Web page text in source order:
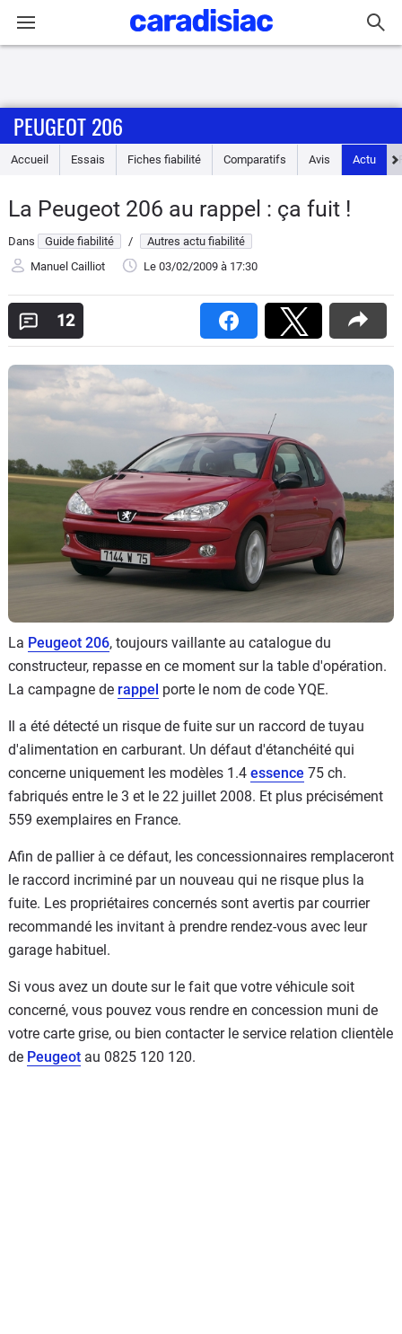
Accueil
Essais
Guide
Electriques
Utilitaires
Flottes
Services
PEUGEOT 206
Accueil Essais Fiches fiabilité Comparatifs Avis Actu
La Peugeot 206 au rappel : ça fuit !
Dans Guide fiabilité /
Autres actu fiabilité
Manuel Cailliot
Le 03/02/2009 à 17:30
12
La Peugeot 206, toujours vaillante au catalogue du
constructeur, repasse en ce moment sur la table d'opération.
La campagne de rappel porte le nom de code YQE.
Il a été détecté un risque de fuite sur un raccord de tuyau
d'alimentation en carburant. Un défaut d'étanchéité qui
concerne uniquement les modèles 1.4 essence 75 ch.
fabriqués entre le 3 et le 22 juillet 2008. Et plus précisément
559 exemplaires en France.
Afin de pallier à ce défaut, les concessionnaires remplaceront
le raccord incriminé par un nouveau qui ne risque plus la
fuite. Les propriétaires concernés sont avertis par courrier
recommandé les invitant à prendre rendez-vous avec leur
garage habituel.
Si vous avez un doute sur le fait que votre véhicule soit
concerné, vous pouvez vous rendre en concession muni de
votre carte grise, ou bien contacter le service relation clientèle
de Peugeot au 0825 120 120.